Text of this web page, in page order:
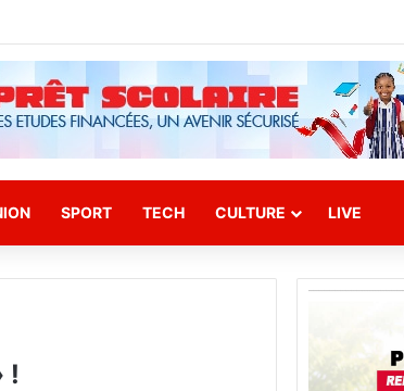
SPORT TECH CULTURE LIVE
!